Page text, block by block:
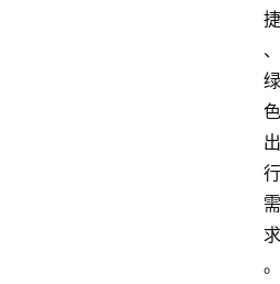
捷
、
绿
色
出
行
需
求
。